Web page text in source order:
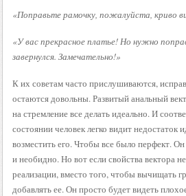
«Поправьте рамочку, пожалуйста, криво
«У вас прекрасное платье! Но нужно
завернулся. Замечательно!»
К их советам часто прислушиваются,
остаются довольны. Развитый анальный
на стремление все делать идеально. И
состоянии человек легко видит недостаток
возместить его. Чтобы все было перфект.
и необидно. Но вот если свойства вектора
реализации, вместо того, чтобы вычищать
добавлять ее. Он просто будет видеть